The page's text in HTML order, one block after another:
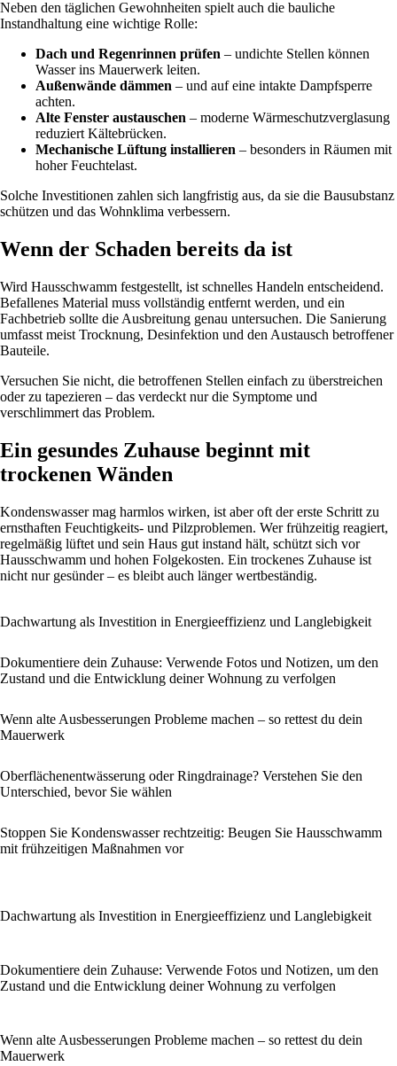
Neben den täglichen Gewohnheiten spielt auch die bauliche
Instandhaltung eine wichtige Rolle:
Dach und Regenrinnen prüfen – undichte Stellen können
Wasser ins Mauerwerk leiten.
Außenwände dämmen – und auf eine intakte Dampfsperre
achten.
Alte Fenster austauschen – moderne Wärmeschutzverglasung
reduziert Kältebrücken.
Mechanische Lüftung installieren – besonders in Räumen mit
hoher Feuchtelast.
Solche Investitionen zahlen sich langfristig aus, da sie die Bausubstanz
schützen und das Wohnklima verbessern.
Wenn der Schaden bereits da ist
Wird Hausschwamm festgestellt, ist schnelles Handeln entscheidend.
Befallenes Material muss vollständig entfernt werden, und ein
Fachbetrieb sollte die Ausbreitung genau untersuchen. Die Sanierung
umfasst meist Trocknung, Desinfektion und den Austausch betroffener
Bauteile.
Versuchen Sie nicht, die betroffenen Stellen einfach zu überstreichen
oder zu tapezieren – das verdeckt nur die Symptome und
verschlimmert das Problem.
Ein gesundes Zuhause beginnt mit
trockenen Wänden
Kondenswasser mag harmlos wirken, ist aber oft der erste Schritt zu
ernsthaften Feuchtigkeits- und Pilzproblemen. Wer frühzeitig reagiert,
regelmäßig lüftet und sein Haus gut instand hält, schützt sich vor
Hausschwamm und hohen Folgekosten. Ein trockenes Zuhause ist
nicht nur gesünder – es bleibt auch länger wertbeständig.
Dachwartung als Investition in Energieeffizienz und Langlebigkeit
Dokumentiere dein Zuhause: Verwende Fotos und Notizen, um den
Zustand und die Entwicklung deiner Wohnung zu verfolgen
Wenn alte Ausbesserungen Probleme machen – so rettest du dein
Mauerwerk
Oberflächenentwässerung oder Ringdrainage? Verstehen Sie den
Unterschied, bevor Sie wählen
Stoppen Sie Kondenswasser rechtzeitig: Beugen Sie Hausschwamm
mit frühzeitigen Maßnahmen vor
Dachwartung als Investition in Energieeffizienz und Langlebigkeit
Dokumentiere dein Zuhause: Verwende Fotos und Notizen, um den
Zustand und die Entwicklung deiner Wohnung zu verfolgen
Wenn alte Ausbesserungen Probleme machen – so rettest du dein
Mauerwerk